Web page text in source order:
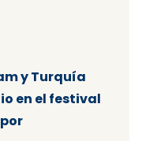
y Turquía
en el festival